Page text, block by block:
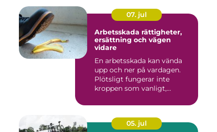
07. jul
Arbetsskada rättigheter,
ersättning och vägen
vidare
En arbetsskada kan vända
upp och ner på vardagen.
Plötsligt fungerar inte
kroppen som vanligt,
05. jul